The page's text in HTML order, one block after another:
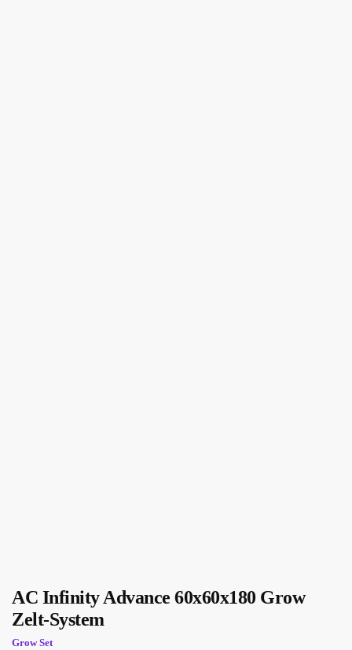
AC Infinity Advance 60x60x180 Grow
Zelt-System
Grow Set